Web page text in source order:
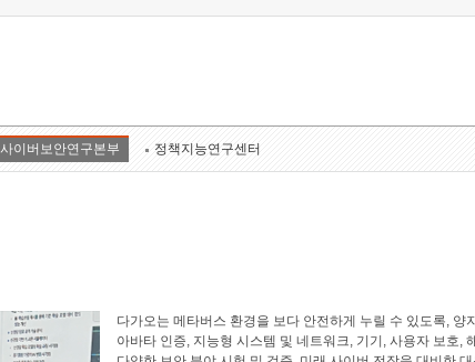
기획본부
사이버보안연구본부 정책지능연구센터
다가오는 메타버스 환경을 보다 안전하게 누릴 수 있도록, 양
아바타 인증, 지능형 시스템 및 네트워크, 기기, 사용자 보호,